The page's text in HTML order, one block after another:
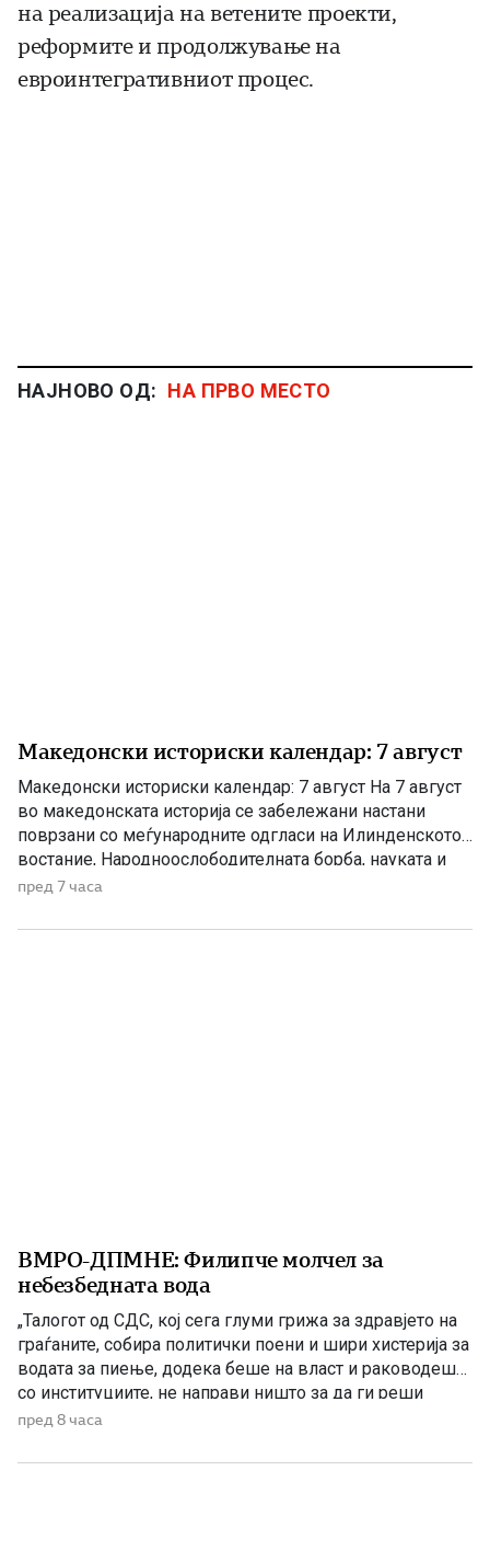
на реализација на ветените проекти,
реформите и продолжување на
евроинтегративниот процес.
НАЈНОВО ОД: НА ПРВО МЕСТО
Македонски историски календар: 7 август
Македонски историски календар: 7 август На 7 август
во македонската историја се забележани настани
поврзани со меѓународните одгласи на Илинденското
востание, Народноослободителната борба, науката и
современата македонска уметност. 1903 – Европскиот
1903 година европската јавност ги добила првите
пред 7 часа
ВМРО-ДПМНЕ: Филипче молчел за
небезбедната вода
„Талогот од СДС, кој сега глуми грижа за здравјето на
граѓаните, собира политички поени и шири хистерија за
водата за пиење, додека беше на власт и раководеше
со институциите, не направи ништо за да ги реши
проблемите. Проблеми со квалитетот на водата за
министер за здравство, […]
пред 8 часа